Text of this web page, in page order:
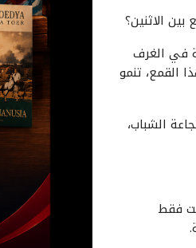
الاثنين؟
في الغرف
القمع، تنمو
الشباب،
فقط